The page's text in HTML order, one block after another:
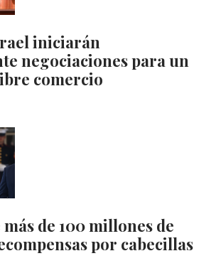
iniciarán
negociaciones para un
comercio
de 100 millones de
por cabecillas